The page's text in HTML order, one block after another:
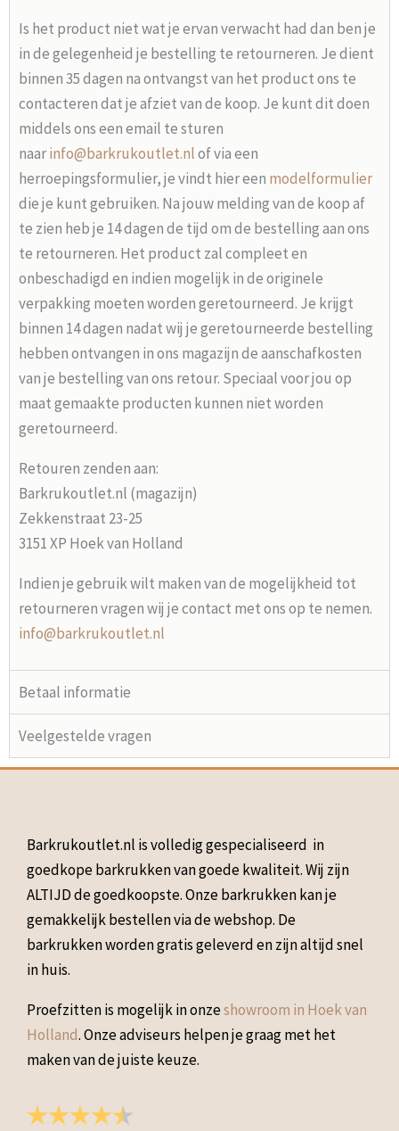
Is het product niet wat je ervan verwacht had dan ben je
in de gelegenheid je bestelling te retourneren. Je dient
binnen 35 dagen na ontvangst van het product ons te
contacteren dat je afziet van de koop. Je kunt dit doen
middels ons een email te sturen
naarinfo@barkrukoutlet.nlof via een
herroepingsformulier, je vindt hier een modelformulier
die je kunt gebruiken. Na jouw melding van de koop af
te zien heb je 14 dagen de tijd om de bestelling aan ons
te retourneren. Het product zal compleet en
onbeschadigd en indien mogelijk in de originele
verpakking moeten worden geretourneerd. Je krijgt
binnen 14 dagen nadat wij je geretourneerde bestelling
hebben ontvangen in ons magazijn de aanschafkosten
van je bestelling van ons retour. Speciaal voor jou op
maat gemaakte producten kunnen niet worden
geretourneerd.
Retouren zenden aan:
Barkrukoutlet.nl (magazijn)
Zekkenstraat 23-25
3151 XP Hoek van Holland
Indien je gebruik wilt maken van de mogelijkheid tot
retourneren vragen wij je contact met ons op te nemen.
info@barkrukoutlet.nl
Betaal informatie
Veelgestelde vragen
Barkrukoutlet.nl is volledig gespecialiseerd in
goedkope barkrukken van goede kwaliteit. Wij zijn
ALTIJD de goedkoopste. Onze barkrukken kan je
gemakkelijk bestellen via de webshop. De
barkrukken worden gratis geleverd en zijn altijd snel
in huis.
Proefzitten is mogelijk in onzeshowroom in Hoek van
Holland. Onze adviseurs helpen je graag met het
maken van de juiste keuze.